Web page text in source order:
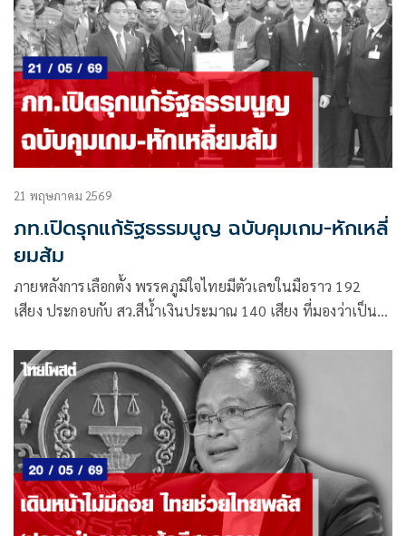
21 พฤษภาคม 2569
ภท.เปิดรุกแก้รัฐธรรมนูญ ฉบับคุมเกม-หักเหลี่
ยมส้ม
ภายหลังการเลือกตั้ง พรรคภูมิใจไทยมีตัวเลขในมือราว 192
เสียง ประกอบกับ สว.สีน้ำเงินประมาณ 140 เสียง ที่มองว่าเป็น
รัฐธรรมนูญตามเสียงประชามติ 21.6 ล้านเสียงทันที